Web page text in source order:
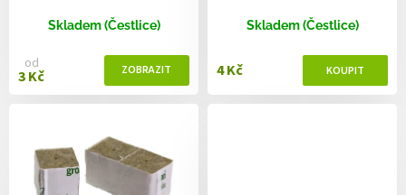
Skladem (Čestlice)
od
3 Kč
Skladem (Čestlice)
4 Kč